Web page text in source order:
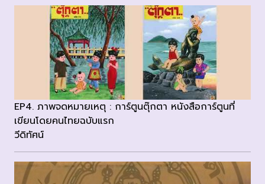
EP4. ภาพจดหมายเหตุ : การ์ตูนตุ๊กตา หนังสือการ์ตูนที่
เขียนโดยคนไทยฉบับแรก
วีดิทัศน์